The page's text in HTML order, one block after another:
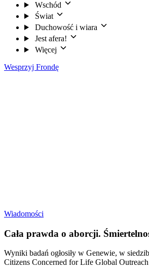
Wschód
Świat
Duchowość i wiara
Jest afera!
Więcej
Wesprzyj Frondę
Wiadomości
Cała prawda o aborcji.
Wyniki badań ogłosiły w Genewie, w
Citizens Concerned for Life Global